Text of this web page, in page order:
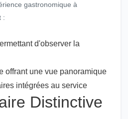
gastronomique à
:
d'observer la
offrant une vue panoramique
intégrées au service
Distinctive